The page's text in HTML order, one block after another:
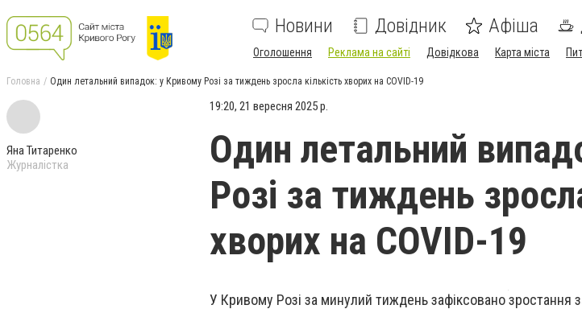
Новини Довідник Афіша
Оголошення Реклама на сайті Довідкова Карта міста
Головна Один летальний випадок: у Кривому Розі за тиждень зросла кількість хворих на COVID-19
Яна Титаренко
Журналістка
19:20, 21 вересня 2025 р.
Один летальний
Розі за тиждень
хворих на COVID-19
У Кривому Розі за минулий тиждень зафіксовано зростання